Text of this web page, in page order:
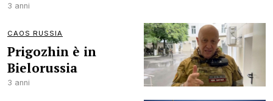
3 anni
CAOS RUSSIA
Prigozhin è in
Bielorussia
3 anni